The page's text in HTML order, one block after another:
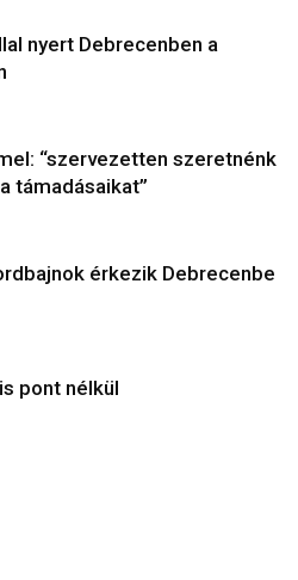
nyert Debrecenben a
“szervezetten szeretnénk
támadásaikat”
érkezik Debrecenbe
pont nélkül